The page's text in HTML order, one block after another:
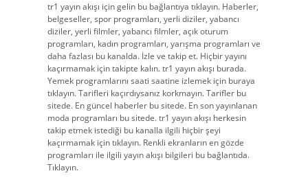
tr1 yayın akışı için gelin bu bağlantıya tıklayın. Haberler,
belgeseller, spor programları, yerli diziler, yabancı
diziler, yerli filmler, yabancı filmler, açık oturum
programları, kadın programları, yarışma programları ve
daha fazlası bu kanalda. İzle ve takip et. Hiçbir yayını
kaçırmamak için takipte kalın. tr1 yayın akışı burada.
Yemek programlarını saati saatine izlemek için buraya
tıklayın. Tarifleri kaçırdıysanız korkmayın. Tarifler bu
sitede. En güncel haberler bu sitede. En son yayınlanan
moda programları bu sitede. tr1 yayın akışı herkesin
takip etmek istediği bu kanalla ilgili hiçbir şeyi
kaçırmamak için tıklayın. Renkli ekranların en gözde
programları ile ilgili yayın akışı bilgileri bu bağlantıda.
Tıklayın.